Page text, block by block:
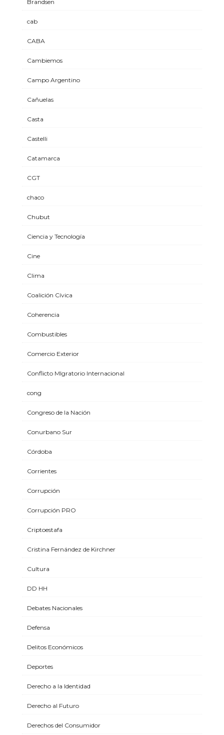
Brandsen
cab
CABA
Cambiemos
Campo Argentino
Cañuelas
Casta
Castelli
Catamarca
CGT
chaco
Chubut
Ciencia y Tecnología
Cine
Clima
Coalición Cívica
Coherencia
Combustibles
Comercio Exterior
Conflicto MIgratorio Internacional
cong
Congreso de la Nación
Conurbano Sur
Córdoba
Corrientes
Corrupción
Corrupción PRO
Criptoestafa
Cristina Fernández de Kirchner
Cultura
DD HH
Debates Nacionales
Defensa
Delitos Económicos
Deportes
Derecho a la Identidad
Derecho al Futuro
Derechos del Consumidor